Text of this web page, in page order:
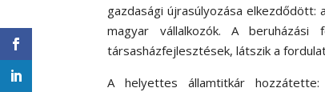
gazdasági újrasúlyozása elkezdődött:
magyar vállalkozók. A
társasházfejlesztések, látszik a
A helyettes államtitkár